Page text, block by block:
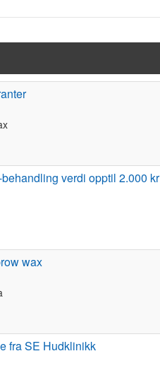
verdi opptil 2.000 kr
wax
fra SE Hudklinikk